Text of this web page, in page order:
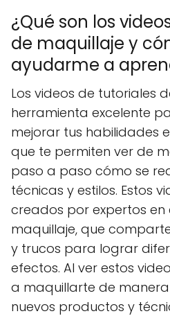
¿Qué son los
de maquillaje y
ayudarme a
Los videos de tutoriales
herramienta excelente
mejorar tus habilidades
que te permiten ver de
paso a paso cómo se
técnicas y estilos. Estos
creados por expertos
maquillaje, que
y trucos para lograr
efectos. Al ver estos
a maquillarte de
nuevos productos y